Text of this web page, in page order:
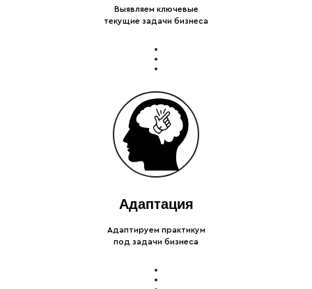
Выявляем ключевые
текущие задачи бизнеса
Адаптация
Адаптируем практикум
под задачи бизнеса